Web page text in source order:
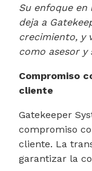
Su enfoque
deja a
crecimiento, y
como asesor y
Compromiso
cliente
Gatekeeper
compromiso
cliente. La
garantizar la